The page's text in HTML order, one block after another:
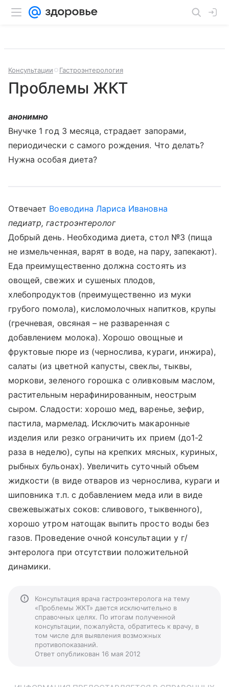
Консультации Гастроэнтерология
Проблемы ЖКТ
анонимно
Внучке 1 год 3 месяца, страдает запорами,
периодически с самого рождения. Что делать?
Нужна особая диета?
Отвечает Воеводина Лариса Ивановна
педиатр, гастроэнтеролог
Добрый день. Необходима диета, стол №3 (пища
не измельченная, варят в воде, на пару, запекают).
Еда преимущественно должна состоять из
овощей, свежих и сушеных плодов,
хлебопродуктов (преимущественно из муки
грубого помола), кисломолочных напитков, крупы
(гречневая, овсяная – не разваренная с
добавлением молока). Хорошо овощные и
фруктовые пюре из (чернослива, кураги, инжира),
салаты (из цветной капусты, свеклы, тыквы,
моркови, зеленого горошка с оливковым маслом,
растительным нерафинированным, неострым
сыром. Сладости: хорошо мед, варенье, зефир,
пастила, мармелад. Исключить макаронные
изделия или резко ограничить их прием (до1-2
раза в неделю), супы на крепких мясных, куриных,
рыбных бульонах). Увеличить суточный объем
жидкости (в виде отваров из чернослива, кураги и
шиповника т.п. с добавлением меда или в виде
свежевыжатых соков: сливового, тыквенного),
хорошо утром натощак выпить просто воды без
газов. Проведение очной консультации у г/
энтеролога при отсутствии положительной
динамики.
Консультация врача гастроэнтеролога на тему
«Проблемы ЖКТ» дается исключительно в
справочных целях. По итогам полученной
консультации, пожалуйста, обратитесь к врачу, в
том числе для выявления возможных
противопоказаний.
Ответ опубликован 16 мая 2012